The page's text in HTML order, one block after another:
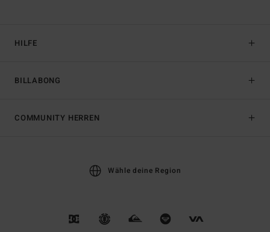
HILFE
BILLABONG
COMMUNITY HERREN
Wähle deine Region